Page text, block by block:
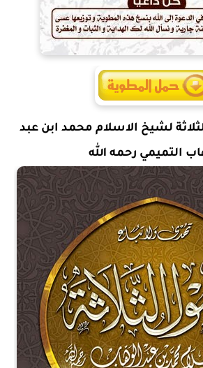
لشيخ الاسلام محمد ابن عبد
التميمي رحمه الله